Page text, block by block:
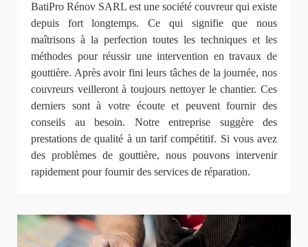
BatiPro Rénov SARL est une société couvreur qui existe
depuis fort longtemps. Ce qui signifie que nous
maîtrisons à la perfection toutes les techniques et les
méthodes pour réussir une intervention en travaux de
gouttière. Après avoir fini leurs tâches de la journée, nos
couvreurs veilleront à toujours nettoyer le chantier. Ces
derniers sont à votre écoute et peuvent fournir des
conseils au besoin. Notre entreprise suggère des
prestations de qualité à un tarif compétitif. Si vous avez
des problèmes de gouttière, nous pouvons intervenir
rapidement pour fournir des services de réparation.